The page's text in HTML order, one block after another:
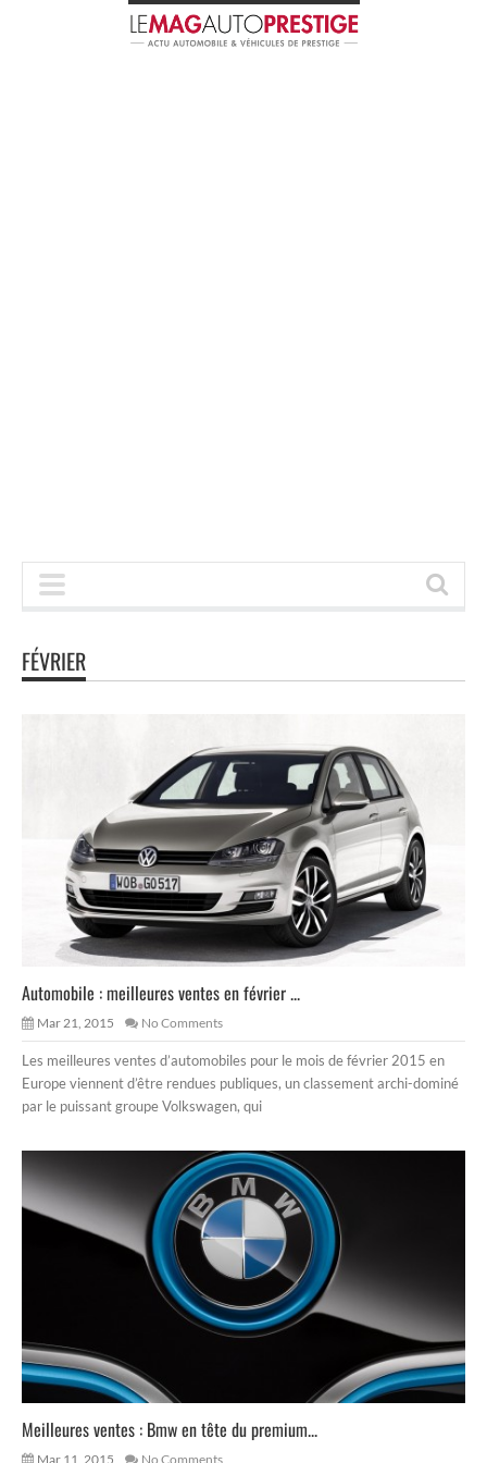
FÉVRIER
Automobile : meilleures ventes en février ...
Mar 21, 2015 No Comments
Les meilleures ventes d’automobiles pour le mois de février 2015 en
Europe viennent d’être rendues publiques, un classement archi-dominé
par le puissant groupe Volkswagen, qui
Meilleures ventes : Bmw en tête du premium...
Mar 11, 2015 No Comments